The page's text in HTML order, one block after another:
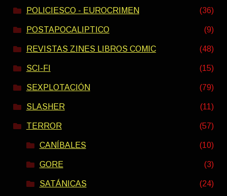
POLICIESCO - EUROCRIMEN (36)
POSTAPOCALIPTICO (9)
REVISTAS ZINES LIBROS COMIC (48)
SCI-FI (15)
SEXPLOTACIÓN (79)
SLASHER (11)
TERROR (57)
CANÍBALES (10)
GORE (3)
SATÁNICAS (24)